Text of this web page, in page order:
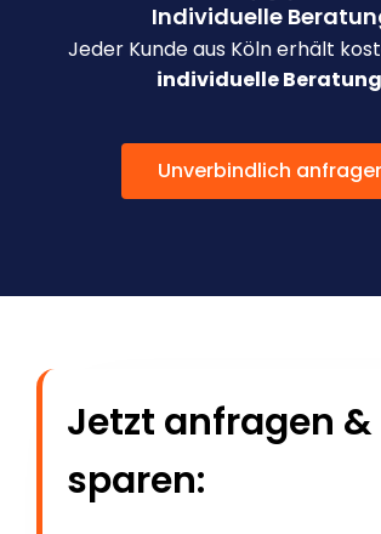
Individuelle
Jeder Kunde aus Köln erhält
individuelle
Unverbindlich
Jetzt anfragen &
sparen: